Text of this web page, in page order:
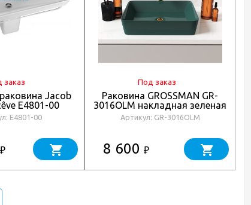
заказ
Jacob
E4801-00
E4801-00
₽
Под заказ
Раковина GROSSMAN GR-
3016OLM накладная зеленая
матовая
Артикул: GR-3016OLM
8 600 ₽